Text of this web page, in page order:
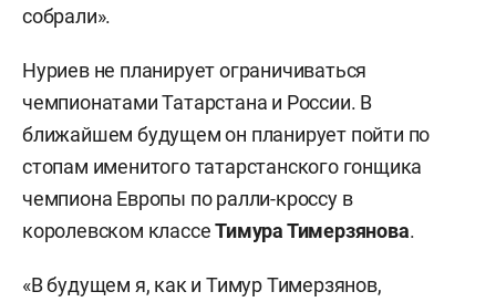
собрали».
Нуриев не планирует ограничиваться
чемпионатами Татарстана и России. В
ближайшем будущем он планирует пойти по
стопам именитого татарстанского гонщика
чемпиона Европы по ралли-кроссу в
королевском классеТимура Тимерзянова.
«В будущем я, как и Тимур Тимерзянов,